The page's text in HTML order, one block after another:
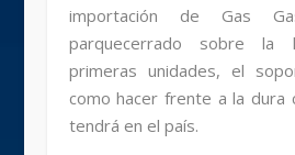
importación de Gas
parquecerrado sobre la
primeras unidades, el
como hacer frente a la dura
tendrá en el país.